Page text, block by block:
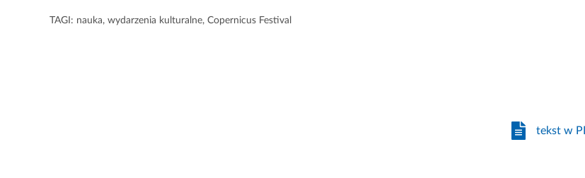
TAGI: nauka, wydarzenia kulturalne, Copernicus Festival
tekst w